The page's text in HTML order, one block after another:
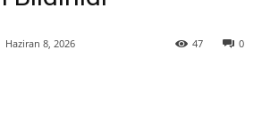
Haziran 8, 2026 0
47